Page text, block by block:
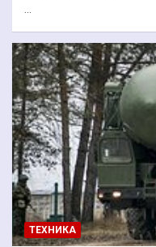
…
ТЕХНИКА